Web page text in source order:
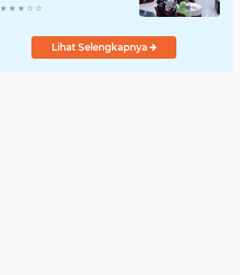
Chandrawaty
Lihat Selengkapnya